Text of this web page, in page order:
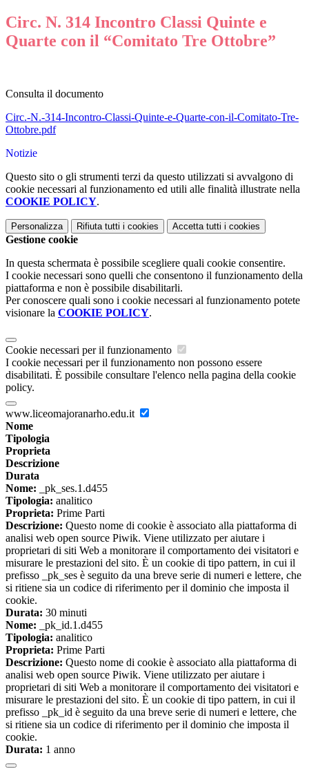
Circ. N. 314 Incontro Classi Quinte e
Quarte con il “Comitato Tre Ottobre”
Consulta il documento
Circ.-N.-314-Incontro-Classi-Quinte-e-Quarte-con-il-Comitato-Tre-
Ottobre.pdf
Notizie
Questo sito o gli strumenti terzi da questo utilizzati si avvalgono di
cookie necessari al funzionamento ed utili alle finalità illustrate nella
COOKIE POLICY.
Personalizza Rifiuta tutti i cookies Accetta tutti i cookies
Gestione cookie
In questa schermata è possibile scegliere quali cookie consentire.
I cookie necessari sono quelli che consentono il funzionamento della
piattaforma e non è possibile disabilitarli.
Per conoscere quali sono i cookie necessari al funzionamento potete
visionare la COOKIE POLICY.
Cookie necessari per il funzionamento
I cookie necessari per il funzionamento non possono essere
disabilitati. È possibile consultare l'elenco nella pagina della cookie
policy.
www.liceomajoranarho.edu.it
Nome
Tipologia
Proprieta
Descrizione
Durata
Nome: _pk_ses.1.d455
Tipologia: analitico
Proprieta: Prime Parti
Descrizione: Questo nome di cookie è associato alla piattaforma di
analisi web open source Piwik. Viene utilizzato per aiutare i
proprietari di siti Web a monitorare il comportamento dei visitatori e
misurare le prestazioni del sito. È un cookie di tipo pattern, in cui il
prefisso _pk_ses è seguito da una breve serie di numeri e lettere, che
si ritiene sia un codice di riferimento per il dominio che imposta il
cookie.
Durata: 30 minuti
Nome: _pk_id.1.d455
Tipologia: analitico
Proprieta: Prime Parti
Descrizione: Questo nome di cookie è associato alla piattaforma di
analisi web open source Piwik. Viene utilizzato per aiutare i
proprietari di siti Web a monitorare il comportamento dei visitatori e
misurare le prestazioni del sito. È un cookie di tipo pattern, in cui il
prefisso _pk_id è seguito da una breve serie di numeri e lettere, che
si ritiene sia un codice di riferimento per il dominio che imposta il
cookie.
Durata: 1 anno